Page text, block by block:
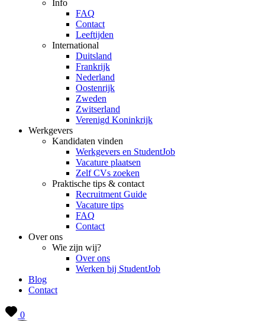
Info
FAQ
Contact
Leeftijden
International
Duitsland
Frankrijk
Nederland
Oostenrijk
Zweden
Zwitserland
Verenigd Koninkrijk
Werkgevers
Kandidaten vinden
Werkgevers en StudentJob
Vacature plaatsen
Zelf CVs zoeken
Praktische tips & contact
Recruitment Guide
Vacature tips
FAQ
Contact
Over ons
Wie zijn wij?
Over ons
Werken bij StudentJob
Blog
Contact
0